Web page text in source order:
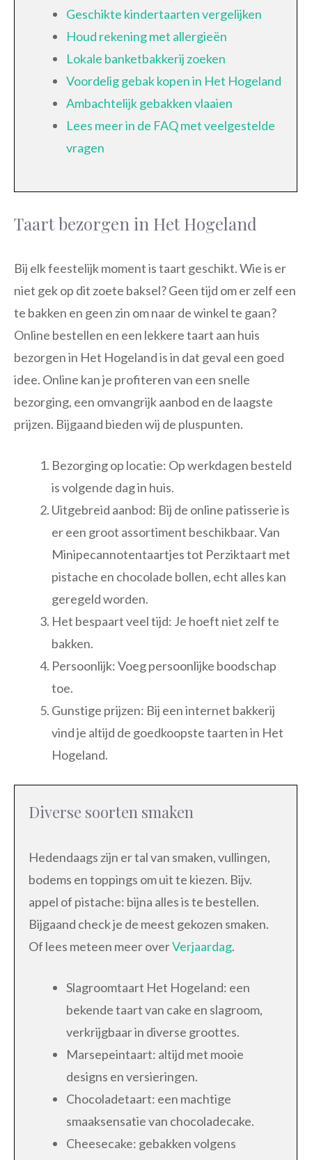
Geschikte kindertaarten vergelijken
Houd rekening met allergieën
Lokale banketbakkerij zoeken
Voordelig gebak kopen in Het Hogeland
Ambachtelijk gebakken vlaaien
Lees meer in de FAQ met veelgestelde
vragen
Taart bezorgen in Het Hogeland
Bij elk feestelijk moment is taart geschikt. Wie is er
niet gek op dit zoete baksel? Geen tijd om er zelf een
te bakken en geen zin om naar de winkel te gaan?
Online bestellen en een lekkere taart aan huis
bezorgen in Het Hogeland is in dat geval een goed
idee. Online kan je profiteren van een snelle
bezorging, een omvangrijk aanbod en de laagste
prijzen. Bijgaand bieden wij de pluspunten.
Bezorging op locatie: Op werkdagen besteld
is volgende dag in huis.
Uitgebreid aanbod: Bij de online patisserie is
er een groot assortiment beschikbaar. Van
Minipecannotentaartjes tot Perziktaart met
pistache en chocolade bollen, echt alles kan
geregeld worden.
Het bespaart veel tijd: Je hoeft niet zelf te
bakken.
Persoonlijk: Voeg persoonlijke boodschap
toe.
Gunstige prijzen: Bij een internet bakkerij
vind je altijd de goedkoopste taarten in Het
Hogeland.
Diverse soorten smaken
Hedendaags zijn er tal van smaken, vullingen,
bodems en toppings om uit te kiezen. Bijv.
appel of pistache: bijna alles is te bestellen.
Bijgaand check je de meest gekozen smaken.
Of lees meteen meer overVerjaardag.
Slagroomtaart Het Hogeland: een
bekende taart van cake en slagroom,
verkrijgbaar in diverse groottes.
Marsepeintaart: altijd met mooie
designs en versieringen.
Chocoladetaart: een machtige
smaaksensatie van chocoladecake.
Cheesecake: gebakken volgens